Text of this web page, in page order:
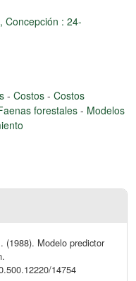
Concepción : 24-
- Costos - Costos
forestales - Modelos
(1988). Modelo predictor
14754